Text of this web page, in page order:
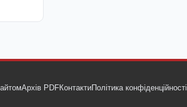
Архів PDFКонтактиПолітика конфіденційності